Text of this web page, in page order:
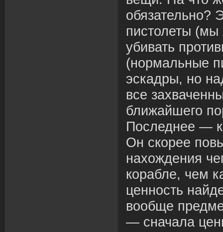
обязательно?
пистолеты (мы
убивать
(нормальные
эскадры, но
все
ближайшего
Последнее —
Он скорее
нахождения
корабле, чем
ценность
вообще
— сначала